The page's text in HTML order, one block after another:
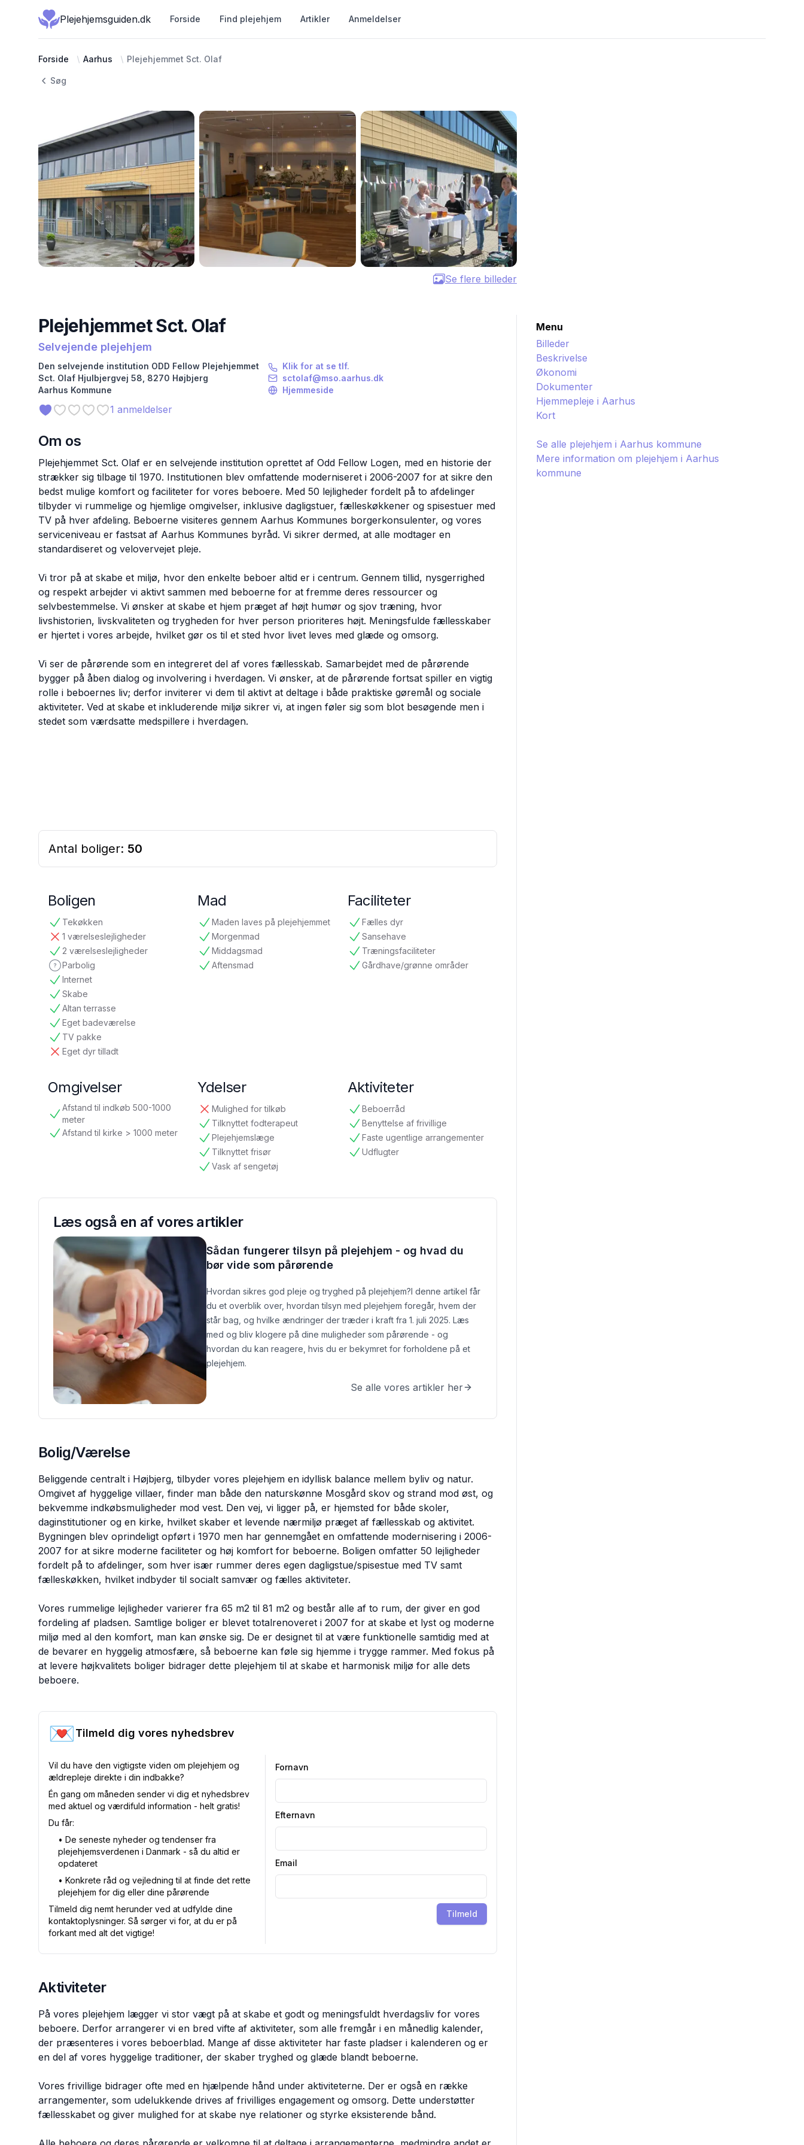
Plejehjemsguiden.dk Forside Find plejehjem Artikler Anmeldelser
Forside Aarhus Plejehjemmet Sct. Olaf
Søg
Se flere billeder
Plejehjemmet Sct. Olaf
Selvejende plejehjem
Den selvejende institution ODD Fellow Plejehjemmet
Sct. Olaf Hjulbjergvej 58 8270 Højbjerg
Aarhus Kommune
Klik for at se tlf.
sctolaf@mso.aarhus.dk
Hjemmeside
1 anmeldelser
Menu
Billeder
Beskrivelse
Økonomi
Dokumenter
Hjemmepleje i Aarhus
Kort
Se alle plejehjem i Aarhus kommune
Mere information om plejehjem i Aarhus
kommune
Om os
Plejehjemmet Sct. Olaf er en selvejende institution oprettet af Odd Fellow Logen, med en historie der
strækker sig tilbage til 1970. Institutionen blev omfattende moderniseret i 2006-2007 for at sikre den
bedst mulige komfort og faciliteter for vores beboere. Med 50 lejligheder fordelt på to afdelinger
tilbyder vi rummelige og hjemlige omgivelser, inklusive dagligstuer, fælleskøkkener og spisestuer med
TV på hver afdeling. Beboerne visiteres gennem Aarhus Kommunes borgerkonsulenter, og vores
serviceniveau er fastsat af Aarhus Kommunes byråd. Vi sikrer dermed, at alle modtager en
standardiseret og velovervejet pleje.
Vi tror på at skabe et miljø, hvor den enkelte beboer altid er i centrum. Gennem tillid, nysgerrighed
og respekt arbejder vi aktivt sammen med beboerne for at fremme deres ressourcer og
selvbestemmelse. Vi ønsker at skabe et hjem præget af højt humør og sjov træning, hvor
livshistorien, livskvaliteten og trygheden for hver person prioriteres højt. Meningsfulde fællesskaber
er hjertet i vores arbejde, hvilket gør os til et sted hvor livet leves med glæde og omsorg.
Vi ser de pårørende som en integreret del af vores fællesskab. Samarbejdet med de pårørende
bygger på åben dialog og involvering i hverdagen. Vi ønsker, at de pårørende fortsat spiller en vigtig
rolle i beboernes liv; derfor inviterer vi dem til aktivt at deltage i både praktiske gøremål og sociale
aktiviteter. Ved at skabe et inkluderende miljø sikrer vi, at ingen føler sig som blot besøgende men i
stedet som værdsatte medspillere i hverdagen.
Antal boliger: 50
Boligen
Tekøkken
tilgængelig
1 værelseslejligheder
ikke tilgængelig
2 værelseslejligheder
tilgængelig
Parbolig
ikke oplyst
Internet
tilgængelig
Skabe
tilgængelig
Altan terrasse
tilgængelig
Eget badeværelse
tilgængelig
TV pakke
tilgængelig
Eget dyr tilladt
ikke tilgængelig
Mad
Maden laves på plejehjemmet
tilgængelig
Morgenmad
tilgængelig
Middagsmad
tilgængelig
Aftensmad
tilgængelig
Faciliteter
Fælles dyr
tilgængelig
Sansehave
tilgængelig
Træningsfaciliteter
tilgængelig
Gårdhave/grønne områder
tilgængelig
Omgivelser
Afstand til indkøb 500-1000
meter
tilgængelig
Afstand til kirke > 1000 meter
tilgængelig
Ydelser
Mulighed for tilkøb
ikke tilgængelig
Tilknyttet fodterapeut
tilgængelig
Plejehjemslæge
tilgængelig
Tilknyttet frisør
tilgængelig
Vask af sengetøj
tilgængelig
Aktiviteter
Beboerråd
tilgængelig
Benyttelse af frivillige
tilgængelig
Faste ugentlige arrangementer
tilgængelig
Udflugter
tilgængelig
Læs også en af vores artikler
Sådan fungerer tilsyn på plejehjem - og hvad du
bør vide som pårørende
Hvordan sikres god pleje og tryghed på plejehjem?I denne artikel får
du et overblik over, hvordan tilsyn med plejehjem foregår, hvem der
står bag, og hvilke ændringer der træder i kraft fra 1. juli 2025. Læs
med og bliv klogere på dine muligheder som pårørende - og
hvordan du kan reagere, hvis du er bekymret for forholdene på et
plejehjem.
Se alle vores artikler her
Bolig/Værelse
Beliggende centralt i Højbjerg, tilbyder vores plejehjem en idyllisk balance mellem byliv og natur.
Omgivet af hyggelige villaer, finder man både den naturskønne Mosgård skov og strand mod øst, og
bekvemme indkøbsmuligheder mod vest. Den vej, vi ligger på, er hjemsted for både skoler,
daginstitutioner og en kirke, hvilket skaber et levende nærmiljø præget af fællesskab og aktivitet.
Bygningen blev oprindeligt opført i 1970 men har gennemgået en omfattende modernisering i 2006-
2007 for at sikre moderne faciliteter og høj komfort for beboerne. Boligen omfatter 50 lejligheder
fordelt på to afdelinger, som hver især rummer deres egen dagligstue/spisestue med TV samt
fælleskøkken, hvilket indbyder til socialt samvær og fælles aktiviteter.
Vores rummelige lejligheder varierer fra 65 m2 til 81 m2 og består alle af to rum, der giver en god
fordeling af pladsen. Samtlige boliger er blevet totalrenoveret i 2007 for at skabe et lyst og moderne
miljø med al den komfort, man kan ønske sig. De er designet til at være funktionelle samtidig med at
de bevarer en hyggelig atmosfære, så beboerne kan føle sig hjemme i trygge rammer. Med fokus på
at levere højkvalitets boliger bidrager dette plejehjem til at skabe et harmonisk miljø for alle dets
beboere.
💌Tilmeld dig vores nyhedsbrev
Vil du have den vigtigste viden om plejehjem og
ældrepleje direkte i din indbakke?
Én gang om måneden sender vi dig et nyhedsbrev
med aktuel og værdifuld information - helt gratis!
Du får:
•⁠ De seneste nyheder og tendenser fra
plejehjemsverdenen i Danmark - så du altid er
opdateret
•⁠ Konkrete råd og vejledning til at finde det rette
plejehjem for dig eller dine pårørende
Tilmeld dig nemt herunder ved at udfylde dine
kontaktoplysninger. Så sørger vi for, at du er på
forkant med alt det vigtige!
Fornavn
Efternavn
Email
Tilmeld
Aktiviteter
På vores plejehjem lægger vi stor vægt på at skabe et godt og meningsfuldt hverdagsliv for vores
beboere. Derfor arrangerer vi en bred vifte af aktiviteter, som alle fremgår i en månedlig kalender,
der præsenteres i vores beboerblad. Mange af disse aktiviteter har faste pladser i kalenderen og er
en del af vores hyggelige traditioner, der skaber tryghed og glæde blandt beboerne.
Vores frivillige bidrager ofte med en hjælpende hånd under aktiviteterne. Der er også en række
arrangementer, som udelukkende drives af frivilliges engagement og omsorg. Dette understøtter
fællesskabet og giver mulighed for at skabe nye relationer og styrke eksisterende bånd.